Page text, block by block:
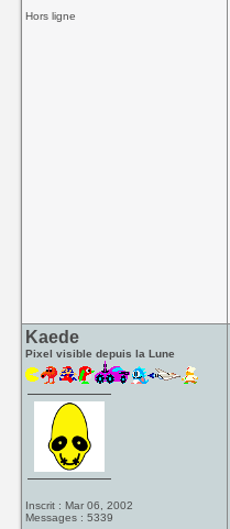
Hors ligne
Kaede
Pixel visible depuis la Lune
Inscrit : Mar 06, 2002
Messages : 5339